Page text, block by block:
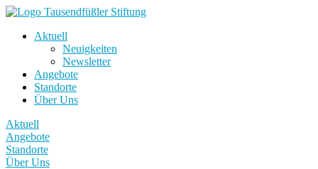
Aktuell
Neuigkeiten
Newsletter
Angebote
Standorte
Über Uns
Aktuell
Angebote
Standorte
Über Uns